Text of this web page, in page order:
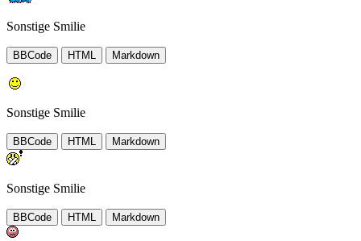
Sonstige Smilie
BBCode HTML Markdown
Sonstige Smilie
BBCode HTML Markdown
Sonstige Smilie
BBCode HTML Markdown